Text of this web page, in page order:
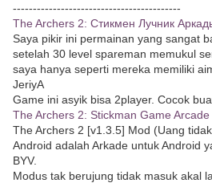
------------------------------------------
The Archers 2: Стикмен Лучник
Saya pikir ini permainan yang sangat
setelah 30 level spareman memukul
saya hanya seperti mereka memiliki
JeriyA
Game ini asyik bisa 2player. Cocok
The Archers 2: Stickman Game
The Archers 2 [v1.3.5] Mod (Uang
Android adalah Arkade untuk Android
BYV.
Modus tak berujung tidak masuk akal